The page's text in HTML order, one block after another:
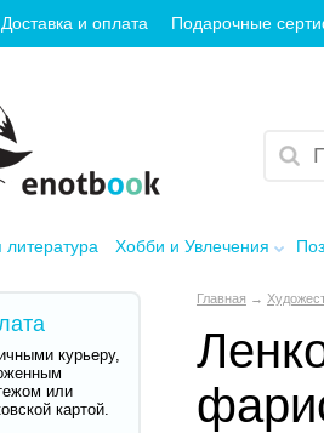
Доставка и оплата Подарочные
Хобби и Увлечения
курьеру,
или
картой.
Главная →